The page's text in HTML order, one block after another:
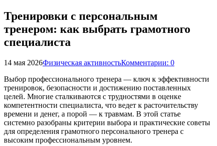
Тренировки с персональным
тренером: как выбрать грамотного
специалиста
14 мая 2026Физическая активностьКомментарии: 0
Выбор профессионального тренера — ключ к эффективности
тренировок, безопасности и достижению поставленных
целей. Многие сталкиваются с трудностями в оценке
компетентности специалиста, что ведет к расточительству
времени и денег, а порой — к травмам. В этой статье
системно разобраны критерии выбора и практические советы
для определения грамотного персонального тренера с
высоким профессиональным уровнем.